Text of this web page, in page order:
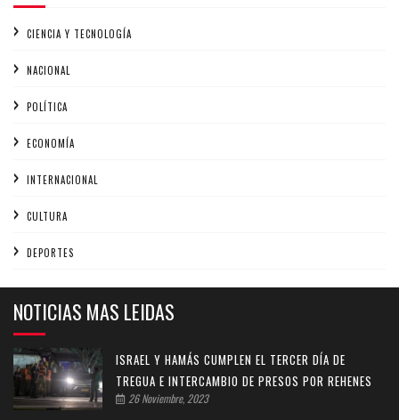
CIENCIA Y TECNOLOGÍA
NACIONAL
POLÍTICA
ECONOMÍA
INTERNACIONAL
CULTURA
DEPORTES
NOTICIAS MAS LEIDAS
ISRAEL Y HAMÁS CUMPLEN EL TERCER DÍA DE
TREGUA E INTERCAMBIO DE PRESOS POR REHENES
26 Noviembre, 2023